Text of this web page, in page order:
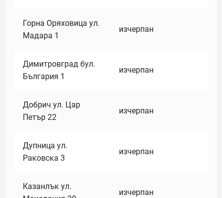
Горна Оряховица ул.
Мадара 1
изчерпан
Димитровград бул.
България 1
изчерпан
Добрич ул. Цар
Петър 22
изчерпан
Дупница ул.
Раковска 3
изчерпан
Казанлък ул.
изчерпан